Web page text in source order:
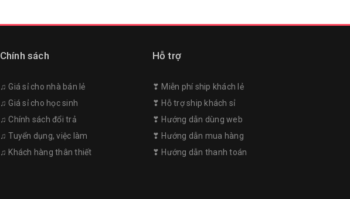
Chính sách
♫ Giá sỉ cho nhà bán lẻ
♫ Giá sỉ cho học sinh
♫ Chính sách đổi trả
♫ Tuyển dụng, việc làm
♫ Khách hàng thân thiết
Hỗ trợ
❣︎ Miễn phí ship khách lẻ
❣︎ Hỗ trợ ship khách sỉ
❣︎ Hướng dẫn dùng web
❣︎ Hướng dẫn mua hàng
❣︎ Hướng dẫn thanh toán